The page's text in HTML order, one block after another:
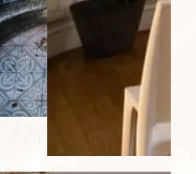
Mariages